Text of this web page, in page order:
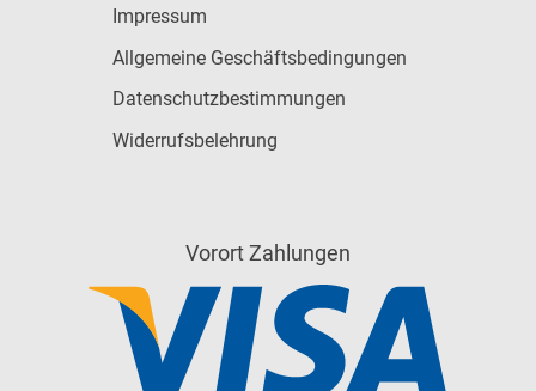
Impressum
Allgemeine Geschäftsbedingungen
Datenschutzbestimmungen
Widerrufsbelehrung
Vorort Zahlungen